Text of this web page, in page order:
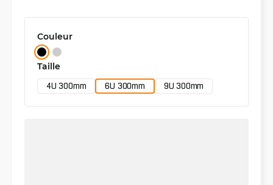
Couleur
Taille
4U 300mm 6U 300mm 9U 300mm